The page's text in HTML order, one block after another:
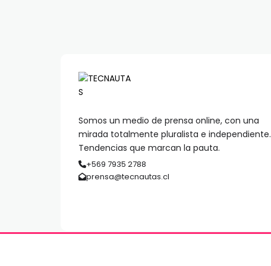
Somos un medio de prensa online, con una
mirada totalmente pluralista e independiente.
Tendencias que marcan la pauta.
+569 7935 2788
prensa@tecnautas.cl